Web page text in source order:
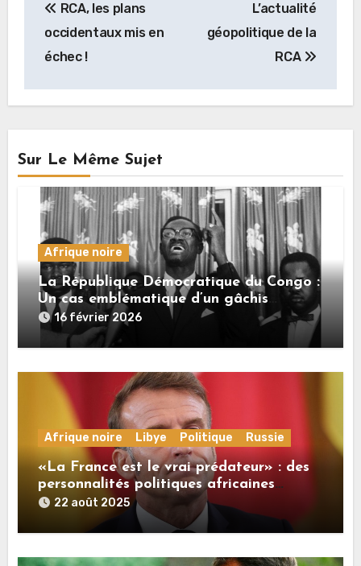
de
l’article
RCA, les plans
occidentaux mis en
échec !
L’actualité
géopolitique de la
RCA
Sur Le Même Sujet
Afrique noire
La République Démocratique du Congo :
Un cas emblématique d’un gâchis
monumental
16 février 2026
Afrique noire Libye Politique Russie
«La France est le vrai prédateur» : des
personnalités politiques africaines
commentent à RT les propos de Macron
sur la Russie
22 août 2025